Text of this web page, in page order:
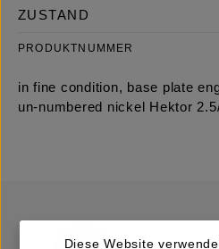
ZUSTAND
PRODUKTNUMMER
in fine condition, base plate
un-numbered nickel Hektor
Diese Website